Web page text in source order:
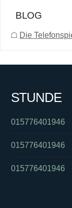
BLOG
☖ Die
STUNDE
015776401946
015776401946
015776401946